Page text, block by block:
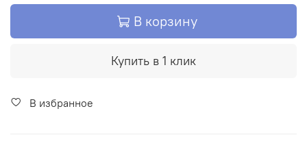
В корзину
Купить в 1 клик
В избранное